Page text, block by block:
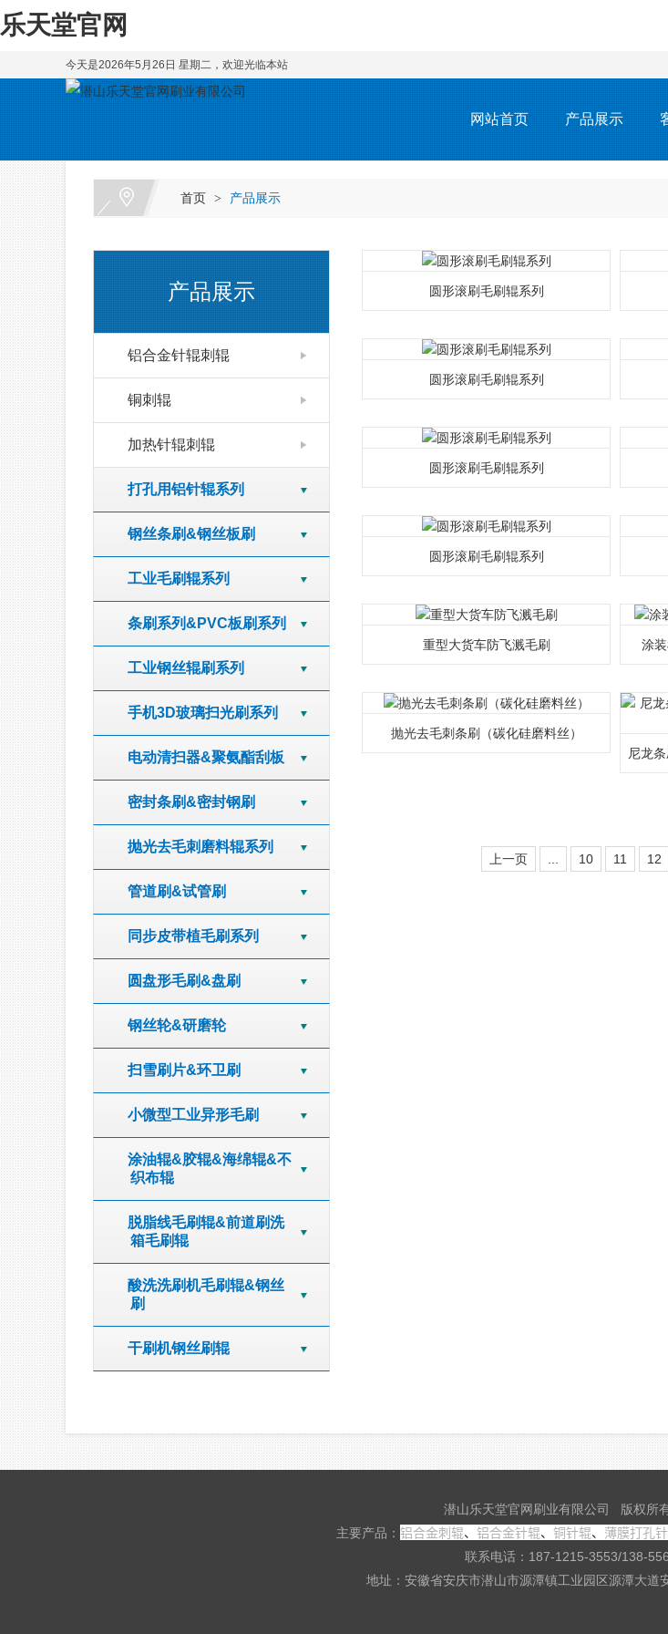
乐天堂官网
今天是2026年5月26日 星期二，欢迎光临本站
网站首页 产品展示
首页 > 产品展示
产品展示
铝合金针辊刺辊
铜刺辊
加热针辊刺辊
打孔用铝针辊系列
钢丝条刷&钢丝板刷
工业毛刷辊系列
条刷系列&PVC板刷系列
工业钢丝辊刷系列
手机3D玻璃扫光刷系列
电动清扫器&聚氨酯刮板
密封条刷&密封钢刷
抛光去毛刺磨料辊系列
管道刷&试管刷
同步皮带植毛刷系列
圆盘形毛刷&盘刷
钢丝轮&研磨轮
扫雪刷片&环卫刷
小微型工业异形毛刷
涂油辊&胶辊&海绵辊&不
织布辊
脱脂线毛刷辊&前道刷洗
箱毛刷辊
酸洗洗刷机毛刷辊&钢丝
刷
干刷机钢丝刷辊
圆形滚刷毛刷辊系列
圆形滚刷毛刷辊系列
圆形滚刷毛刷辊系列
圆形滚刷毛刷辊系列
重型大货车防飞溅毛刷 涂
抛光去毛刺条刷（碳化硅磨料丝）
上一页 10 11 12
潜山乐天堂官网刷业有限公司 版权所
主要产品： 铝合金刺辊、 铝合金针辊、 铜针辊、 薄膜打孔
联系电话：187-1215-3553/138-
地址：安徽省安庆市潜山市源潭镇工业园区源潭大道